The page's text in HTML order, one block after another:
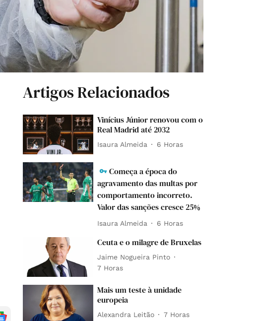
Artigos Relacionados
Vinícius Júnior renovou com o
Real Madrid até 2032
Isaura Almeida 6 Horas
Começa a época do
agravamento das multas por
comportamento incorreto.
Valor das sanções cresce 25%
Isaura Almeida 6 Horas
Ceuta e o milagre de Bruxelas
Jaime Nogueira Pinto
7 Horas
Mais um teste à unidade
europeia
Alexandra Leitão 7 Horas